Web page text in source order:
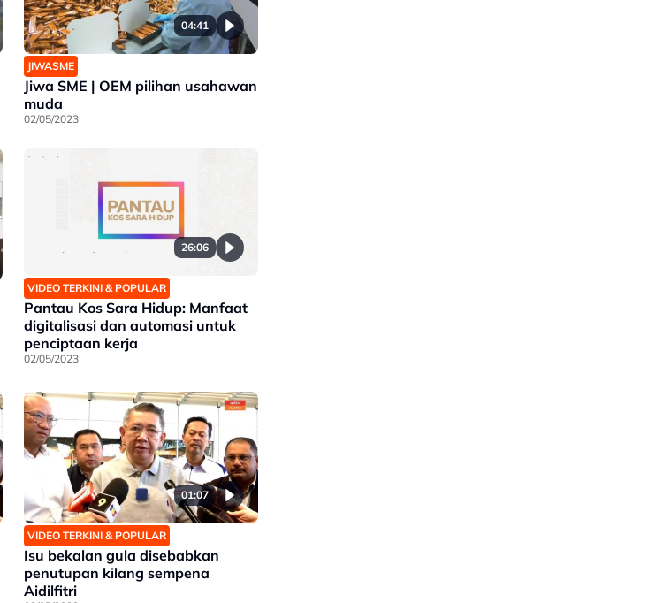
04:41
JIWASME
Jiwa SME | OEM pilihan usahawan
muda
02/05/2023
26:06
VIDEO TERKINI & POPULAR
Pantau Kos Sara Hidup: Manfaat
digitalisasi dan automasi untuk
penciptaan kerja
02/05/2023
01:07
VIDEO TERKINI & POPULAR
Isu bekalan gula disebabkan
penutupan kilang sempena
Aidilfitri